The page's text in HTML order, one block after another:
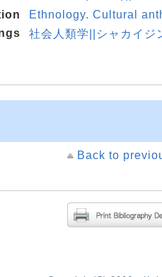
Ethnology. Cultural
社会人類学||シャカイジ
Back to